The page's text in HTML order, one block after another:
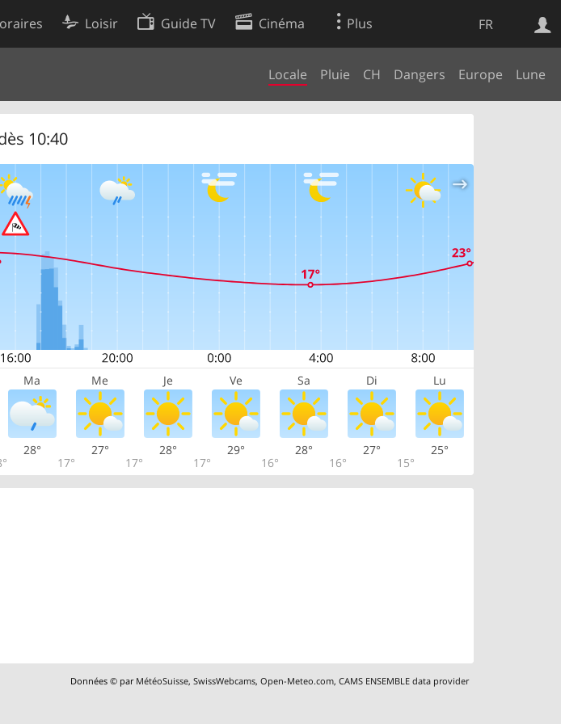
FR
Loisir Guide TV Cinéma Plus
Locale Pluie CH Dangers Europe Lune
10:40
Ma Me Je Ve Sa Di Lu
28°
17°
27°
17°
28°
17°
29°
16°
28°
16°
27°
15°
25°
Données © par MétéoSuisse,SwissWebcams,Open-Meteo.com,CAMS ENSEMBLE data provider
Web
Préférences de cookies